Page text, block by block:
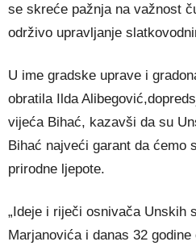
se skreće pažnja na važnost
održivo upravljanje
U ime gradske uprave i
obratila Ilda
vijeća Bihać, kazavši da su
Bihać najveći garant da ćemo
prirodne ljepote.
„Ideje i riječi osnivača Unskih
Marjanovića i danas 32